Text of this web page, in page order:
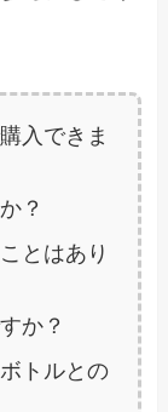
入できま
？
とはあり
か？
トルとの